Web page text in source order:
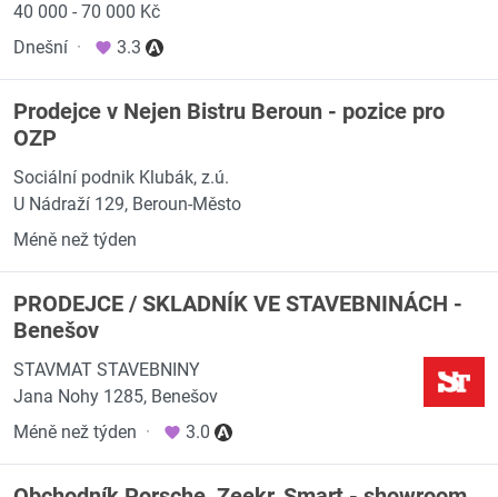
40 000 - 70 000 Kč
Dnešní · 3.3
Prodejce v Nejen Bistru Beroun - pozice pro
OZP
Sociální podnik Klubák, z.ú.
U Nádraží 129, Beroun-Město
Méně než týden
PRODEJCE / SKLADNÍK VE STAVEBNINÁCH -
Benešov
STAVMAT STAVEBNINY
Jana Nohy 1285, Benešov
Méně než týden · 3.0